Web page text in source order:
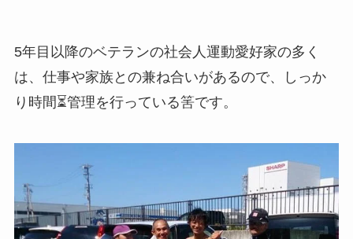
5年目以降のベテランの社会人運動愛好家の多く
は、仕事や家族との兼ね合いがあるので、しっか
り時間⏳管理を行っている筈です。